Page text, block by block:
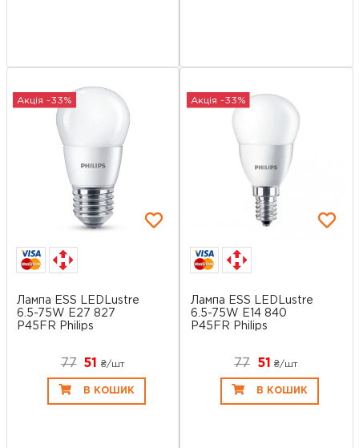
Акція -33%
Лампа ESS LEDLustre
6.5-75W E27 827
P45FR Philips
77 51 ₴/шт
В КОШИК
Акція -33%
Лампа ESS LEDLustre
6.5-75W E14 840
P45FR Philips
77 51₴/шт
В КОШИК